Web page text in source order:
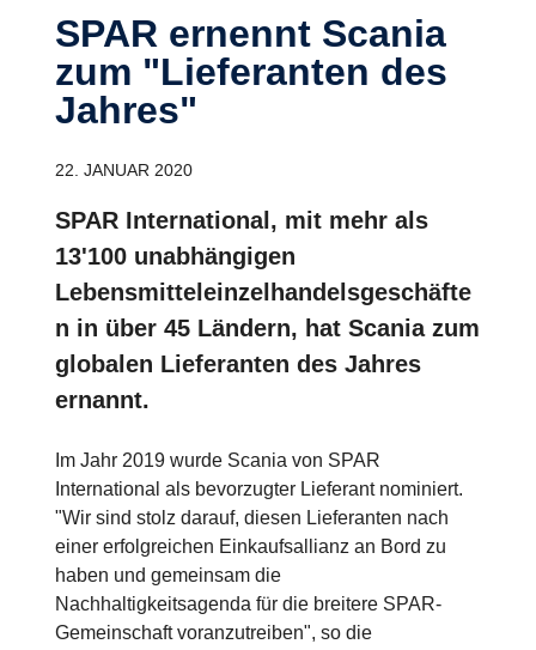
SPAR ernennt Scania
zum "Lieferanten des
Jahres"
22. JANUAR 2020
SPAR International, mit mehr als
13'100 unabhängigen
Lebensmitteleinzelhandelsgeschäfte
n in über 45 Ländern, hat Scania zum
globalen Lieferanten des Jahres
ernannt.
Im Jahr 2019 wurde Scania von SPAR
International als bevorzugter Lieferant nominiert.
"Wir sind stolz darauf, diesen Lieferanten nach
einer erfolgreichen Einkaufsallianz an Bord zu
haben und gemeinsam die
Nachhaltigkeitsagenda für die breitere SPAR-
Gemeinschaft voranzutreiben", so die